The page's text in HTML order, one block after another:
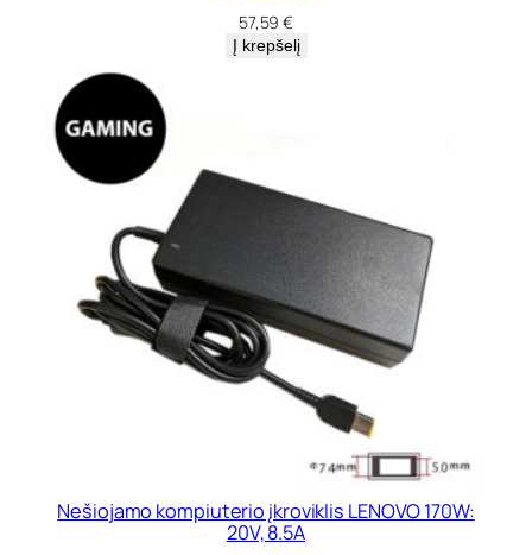
57,59€
Į krepšelį
Nešiojamo kompiuterio įkroviklis LENOVO 170W:
20V, 8.5A